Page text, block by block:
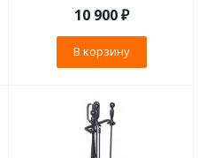
10 900₽
В корзину